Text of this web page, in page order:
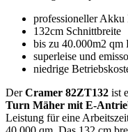
professioneller
132cm Schnittbreite
bis zu 40.000m2 qm
superleise und
niedrige
DerCramer 82ZT132 ist
Turn Mäher mit E-
Leistung für eine